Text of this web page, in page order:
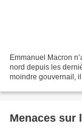
Emmanuel Macron
nord depuis les
moindre gouvernail,
Menaces sur